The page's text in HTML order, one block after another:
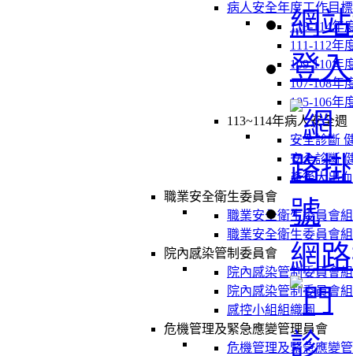
病人安全年度工作目標
113-114年
111-112年
109-110年
107-108年
105-106年
113~114年病人安全週
安全診斷
安全診斷
產後大出血
職業安全衛生委員會
職業安全衛生委員會
職業安全衛生委員會
院內感染管制委員會
院內感染管制委員會
院內感染管制委員會
感控小組組織圖
危機管理及緊急應變管理員會
危機管理及緊急應變
網
登入
網